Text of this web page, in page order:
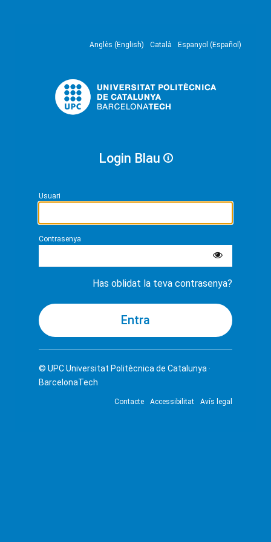
Anglès (English) Català Espanyol (Español)
Login Blau
Usuari
Contrasenya
Has oblidat la teva contrasenya?
© UPCUniversitat Politècnica de Catalunya ·
BarcelonaTech
Contacte Accessibilitat Avís legal